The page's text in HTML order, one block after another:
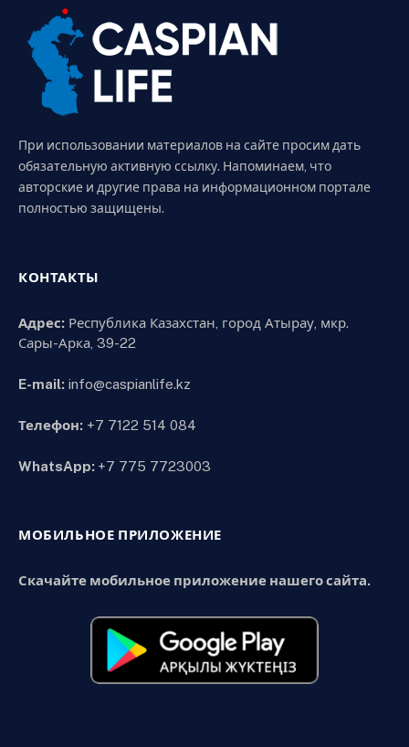
При использовании материалов на сайте просим дать
обязательную активную ссылку. Напоминаем, что
авторские и другие права на информационном портале
полностью защищены.
КОНТАКТЫ
Адрес: Республика Казахстан, город Атырау, мкр.
Сары-Арка, 39-22
E-mail: info@caspianlife.kz
Телефон: +7 7122 514 084
WhatsApp: +7 775 7723003
МОБИЛЬНОЕ ПРИЛОЖЕНИЕ
Скачайте мобильное приложение нашего сайта.